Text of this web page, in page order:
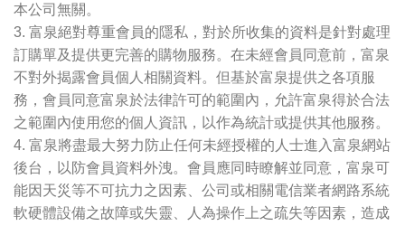
本公司無關。
3. 富泉絕對尊重會員的隱私，對於所收集的資料是針對處理
訂購單及提供更完善的購物服務。在未經會員同意前，富泉
不對外揭露會員個人相關資料。但基於富泉提供之各項服
務，會員同意富泉於法律許可的範圍內，允許富泉得於合法
之範圍內使用您的個人資訊，以作為統計或提供其他服務。
4. 富泉將盡最大努力防止任何未經授權的人士進入富泉網站
後台，以防會員資料外洩。會員應同時瞭解並同意，富泉可
能因天災等不可抗力之因素、公司或相關電信業者網路系統
軟硬體設備之故障或失靈、人為操作上之疏失等因素，造成